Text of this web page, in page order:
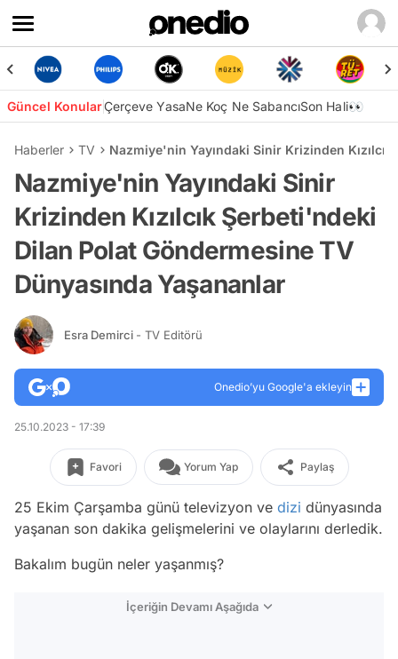
Güncel KonularÇerçeve YasaNe Koç Ne SabancıSon Hali👀
Haberler TV Nazmiye'nin Yayındaki Sinir Krizinden
Nazmiye'nin Yayındaki Sinir
Krizinden Kızılcık Şerbeti'ndeki
Dilan Polat Göndermesine TV
Dünyasında Yaşananlar
Esra Demirci - TV Editörü
Onedio’yu Google'a ekleyin
25.10.2023 - 17:39
Favori Yorum Yap Paylaş
25 Ekim Çarşamba günü televizyon ve dizi dünyasında
yaşanan son dakika gelişmelerini ve olaylarını derledik.
Bakalım bugün neler yaşanmış?
İçeriğin Devamı Aşağıda